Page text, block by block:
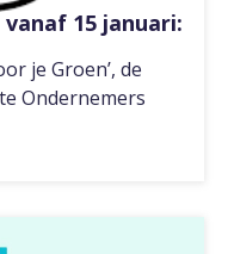
15 januari:
je Groen’, de
Ondernemers